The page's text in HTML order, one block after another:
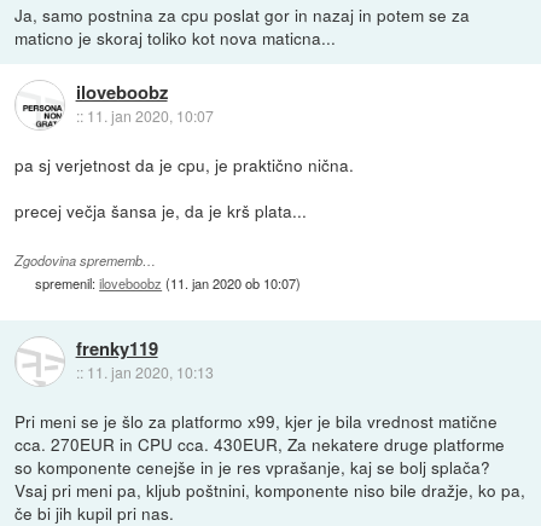
Ja, samo postnina za cpu poslat gor in nazaj in potem se za
maticno je skoraj toliko kot nova maticna...
iloveboobz
:: 11. jan 2020, 10:07
pa sj verjetnost da je cpu, je praktično nična.
precej večja šansa je, da je krš plata...
Zgodovina sprememb…
spremenil:iloveboobz (11. jan 2020 ob 10:07)
frenky119
:: 11. jan 2020, 10:13
Pri meni se je šlo za platformo x99, kjer je bila vrednost matične
cca. 270EUR in CPU cca. 430EUR, Za nekatere druge platforme
so komponente cenejše in je res vprašanje, kaj se bolj splača?
Vsaj pri meni pa, kljub poštnini, komponente niso bile dražje, ko pa,
če bi jih kupil pri nas.